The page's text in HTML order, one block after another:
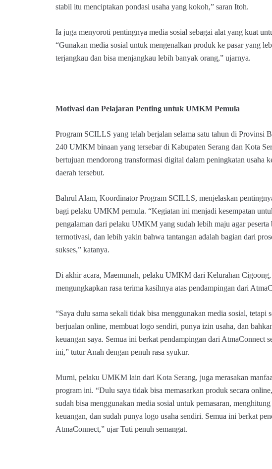
stabil itu menciptakan pondasi usaha yang kokoh,” saran Itoh.
Ia juga menyoroti pentingnya media sosial sebagai alat yang kuat
“Gunakan media sosial untuk mengenalkan produk ke pasar yang
terjangkau dan bisa menjangkau lebih banyak orang,” ujarnya.
Motivasi dan Pelajaran Penting untuk UMKM Pemula
Program SCILLS yang telah berjalan selama satu tahun di Provinsi
240 UMKM binaan yang tersebar di Kabupaten Serang dan Kota
bertujuan mendorong transformasi digital dalam peningkatan usaha
daerah tersebut.
Bahrul Alam, Koordinator Program SCILLS, menjelaskan
bagi pelaku UMKM pemula. “Kegiatan ini menjadi kesempatan
pengalaman dari pelaku UMKM yang sudah lebih maju agar peserta
termotivasi, dan lebih yakin bahwa tantangan adalah bagian dari
sukses,” katanya.
Di akhir acara, Maemunah, pelaku UMKM dari Kelurahan Cigoong,
mengungkapkan rasa terima kasihnya atas pendampingan dari
“Saya dulu sama sekali tidak bisa menggunakan media sosial, tetapi
berjualan online, membuat logo sendiri, punya izin usaha, dan
keuangan saya. Semua ini berkat pendampingan dari AtmaConnect
ini,” tutur Anah dengan penuh rasa syukur.
Murni, pelaku UMKM lain dari Kota Serang, juga merasakan
program ini. “Dulu saya tidak bisa memasarkan produk secara
sudah bisa menggunakan media sosial untuk pemasaran,
keuangan, dan sudah punya logo usaha sendiri. Semua ini berkat
AtmaConnect,” ujar Tuti penuh semangat.